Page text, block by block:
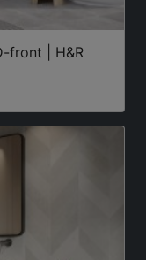
front | H&R